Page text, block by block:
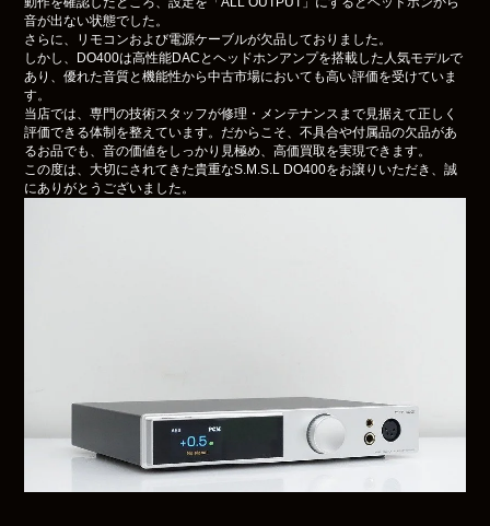
音が出ない状態でした。
さらに、リモコンおよび電源ケーブルが欠品しておりました。
しかし、DO400は高性能DACとヘッドホンアンプを搭載した人気モデルで
あり、優れた音質と機能性から中古市場においても高い評価を受けていま
す。
当店では、専門の技術スタッフが修理・メンテナンスまで見据えて正しく
評価できる体制を整えています。だからこそ、不具合や付属品の欠品があ
るお品でも、音の価値をしっかり見極め、高価買取を実現できます。
この度は、大切にされてきた貴重なS.M.S.L DO400をお譲りいただき、誠
にありがとうございました。